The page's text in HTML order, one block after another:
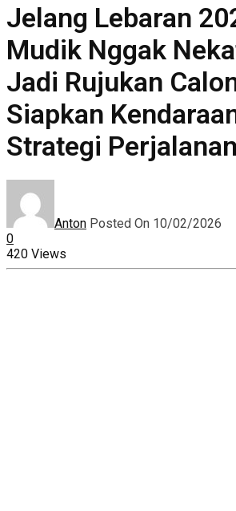
Jelang Lebaran
Mudik Nggak
Jadi Rujukan
Siapkan
Strategi Perjalanan
Anton Posted On 10/02/2026
0
420 Views